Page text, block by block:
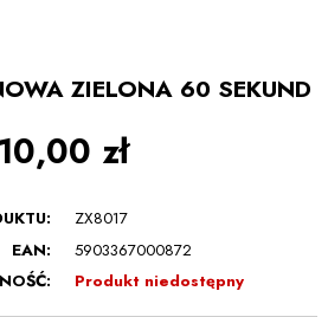
ZIELONA 60 SEKUND
10,00 zł
ZX8017
EAN:
5903367000872
Produkt niedostępny